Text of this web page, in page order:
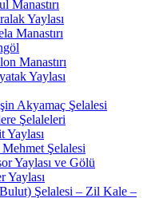
Manastırı
Yaylası
Manastırı
Manastırı
Yaylası
Akyamaç Şelalesi
Şelaleleri
Yaylası
Mehmet Şelalesi
Yaylası ve Gölü
Yaylası
Şelalesi – Zil Kale –